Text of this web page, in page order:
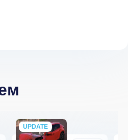
UPDATE
NEW